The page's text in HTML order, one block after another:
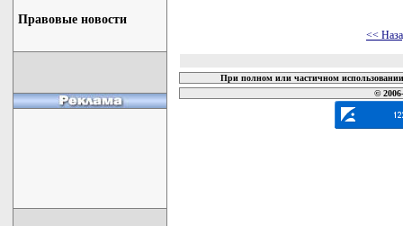
Правовые новости
<<
При полном или частичном
©